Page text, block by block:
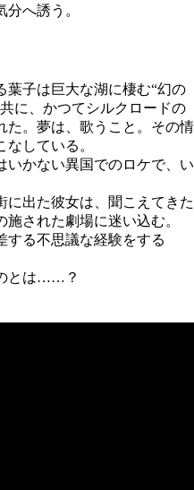
へ誘う。
葉子は巨大な湖に棲む“幻の
に、かつてシルクロードの
た。夢は、歌うこと。その情
している。
いかない異国でのロケで、い
に出た彼女は、聞こえてきた
された劇場に迷い込む。
する不思議な経験をする
とは……？